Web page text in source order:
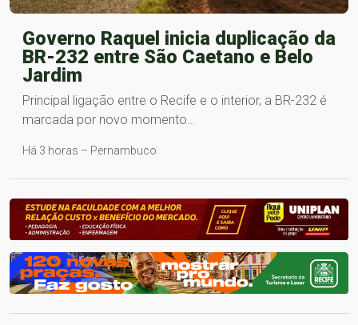
Governo Raquel inicia duplicação da
BR-232 entre São Caetano e Belo
Jardim
Principal ligação entre o Recife e o interior, a BR-232 é
marcada por novo momento…
Há 3 horas – Pernambuco